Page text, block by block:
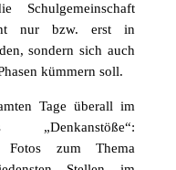
nur bzw. erst in
sondern sich auch
kümmern soll.
Tage überall im
Fotos zum Thema